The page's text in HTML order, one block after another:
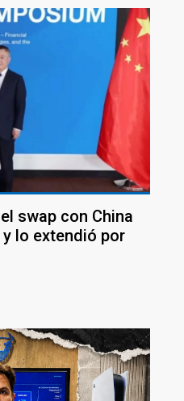
swap con China
y lo extendió por